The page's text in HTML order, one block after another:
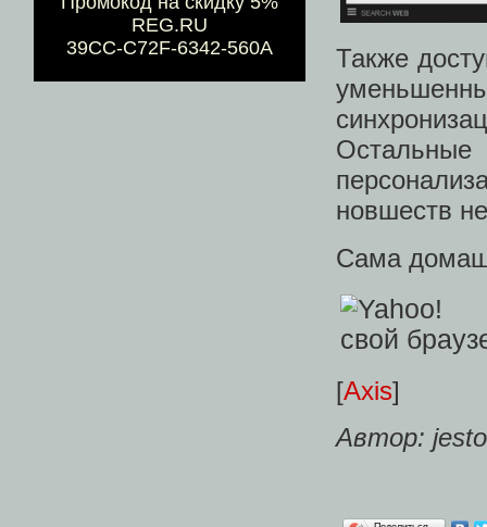
REG.RU
39CC-C72F-6342-560A
Также
новшеств
Сама
[Axis]
Автор: